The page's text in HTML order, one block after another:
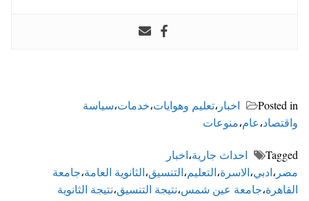
Posted in اخبار ،تعليم وهوايات،خدمات،سياسة
واقتصاد،عام،منوعات
Tagged احداث جارية،اخبار
مصر ،ادبي،الاسرة،التعليم،التنسيق،الثانوية العامة،جامعة
القاهرة،جامعة عين شمس،نتيجة التنسيق،نتيجة الثانوية